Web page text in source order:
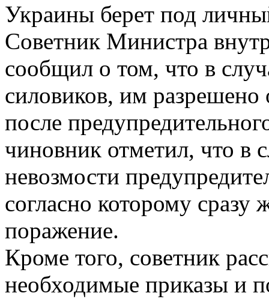
Украины берет под
Советник Министра
сообщил о том, что в
силовиков, им разрешено
после
чиновник отметил, что в
невозмости
согласно которому сразу
поражение.
Кроме того, советник
необходимые приказы и